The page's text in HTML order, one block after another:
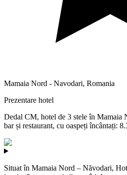
Mamaia Nord - Navodari, Romania
Prezentare hotel
Dedal CM, hotel de 3 stele în Mamaia
bar și restaurant, cu oaspeți încântați:
Situat în Mamaia Nord – Năvodari,